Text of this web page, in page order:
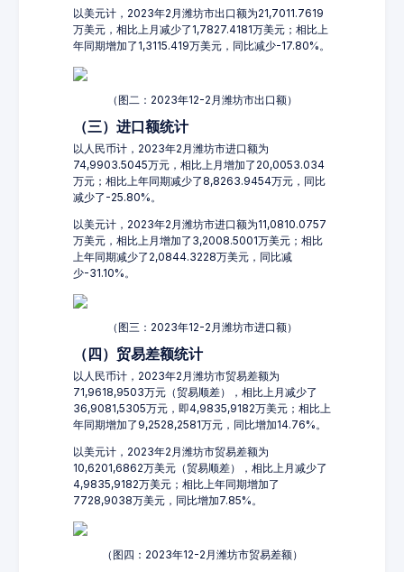
以美元计，2023年2月潍坊市出口额为21,7011.7619
万美元，相比上月减少了1,7827.4181万美元；相比上
年同期增加了1,3115.419万美元，同比减少-17.80%。
（图二：2023年12-2月潍坊市出口额）
（三）进口额统计
以人民币计，2023年2月潍坊市进口额为
74,9903.5045万元，相比上月增加了20,0053.034
万元；相比上年同期减少了8,8263.9454万元，同比
减少了-25.80%。
以美元计，2023年2月潍坊市进口额为11,0810.0757
万美元，相比上月增加了3,2008.5001万美元；相比
上年同期减少了2,0844.3228万美元，同比减
少-31.10%。
（图三：2023年12-2月潍坊市进口额）
（四）贸易差额统计
以人民币计，2023年2月潍坊市贸易差额为
71,9618,9503万元（贸易顺差），相比上月减少了
36,9081,5305万元，即4,9835,9182万美元；相比上
年同期增加了9,2528,2581万元，同比增加14.76%。
以美元计，2023年2月潍坊市贸易差额为
10,6201,6862万美元（贸易顺差），相比上月减少了
4,9835,9182万美元；相比上年同期增加了
7728,9038万美元，同比增加7.85%。
（图四：2023年12-2月潍坊市贸易差额）